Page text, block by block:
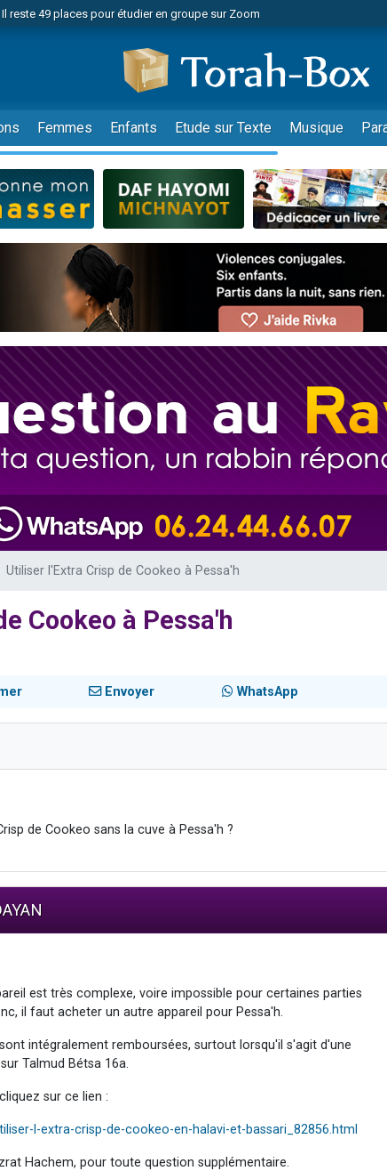
Il reste 49 places pour étudier en groupe sur Zoom
viennent de nous rejoindre sur WhatsApp
viennent de nous rejoindre sur WhatsApp
4 personnes viennent de faire un don pour Reloger Rivka, 6 enfants,
2 personnes viennent de faire un don pour 1 Journée de Vacances Pour les
personnes viennent de demander une bénédiction
viennent de nous rejoindre sur WhatsApp
Il reste 49 places pour étudier en groupe sur Zoom
vient de donner son Maasser
viennent de nous rejoindre sur WhatsApp
viennent de nous rejoindre sur WhatsApp
vient de donner son Maasser
3 personnes viennent de faire un don pour 5 jours de vacances aux
viennent de nous rejoindre sur WhatsApp
personnes viennent de demander une bénédiction
Il reste 49 places pour étudier en groupe sur Zoom
12 nouvelles musiques dans Torah-Box Music
viennent de demander une bénédiction
Femmes Enfants Etude sur Texte Musique
Utiliser l'Extra Crisp de Cookeo à Pessa'h
Cookeo à Pessa'h
Envoyer WhatsApp
de Cookeo sans la cuve à Pessa'h ?
est très complexe, voire impossible pour certaines parties
il faut acheter un autre appareil pour Pessa'h.
intégralement remboursées, surtout lorsqu'il s'agit d'une
Talmud Bétsa 16a.
sur ce lien :
l-extra-crisp-de-cookeo-en-halavi-et-bassari_82856.html
Hachem, pour toute question supplémentaire.